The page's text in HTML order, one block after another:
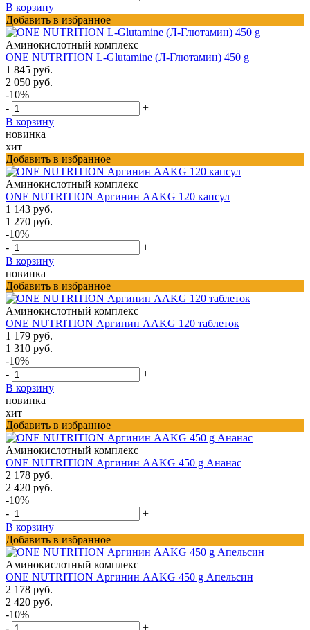
В корзину
Добавить в избранное
Аминокислотный комплекс
ONE NUTRITION L-Glutamine (Л-Глютамин) 450 g
1 845 руб.
2 050 руб.
-10%
-
+
В корзину
новинка
хит
Добавить в избранное
Аминокислотный комплекс
ONE NUTRITION Аргинин AAKG 120 капсул
1 143 руб.
1 270 руб.
-10%
-
+
В корзину
новинка
Добавить в избранное
Аминокислотный комплекс
ONE NUTRITION Аргинин AAKG 120 таблеток
1 179 руб.
1 310 руб.
-10%
-
+
В корзину
новинка
хит
Добавить в избранное
Аминокислотный комплекс
ONE NUTRITION Аргинин AAKG 450 g Ананас
2 178 руб.
2 420 руб.
-10%
-
+
В корзину
Добавить в избранное
Аминокислотный комплекс
ONE NUTRITION Аргинин AAKG 450 g Апельсин
2 178 руб.
2 420 руб.
-10%
-
+